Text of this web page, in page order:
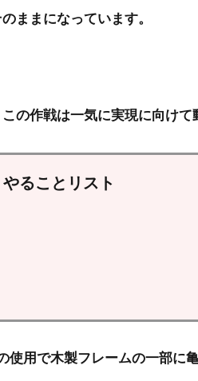
ままになっています。
の作戦は一気に実現に向けて
やることリスト
使用で木製フレームの一部に